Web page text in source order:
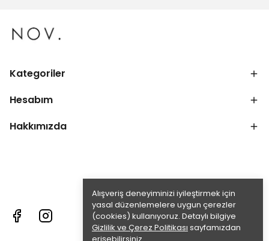
Alışveriş deneyiminizi iyileştirmek için
yasal düzenlemelere uygun çerezler
(cookies) kullanıyoruz. Detaylı bilgiye
Gizlilik ve Çerez Politikası sayfamızdan
Kategoriler
Hesabım
Hakkımızda